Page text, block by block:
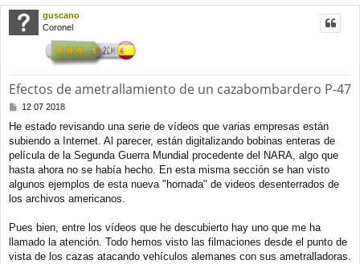
guscano
Coronel
Efectos de ametrallamiento de un cazabombardero P-47
M
n
s
a
j
12 07 2018
He estado revisando una serie de vídeos que varias empresas están
subiendo a Internet. Al parecer, están digitalizando bobinas enteras de
película de la Segunda Guerra Mundial procedente del NARA, algo que
hasta ahora no se había hecho. En esta misma sección se han visto
algunos ejemplos de esta nueva "hornada" de videos desenterrados de
los archivos americanos.
Pues bien, entre los vídeos que he descubierto hay uno que me ha
llamado la atención. Todo hemos visto las filmaciones desde el punto de
vista de los cazas atacando vehículos alemanes con sus ametralladoras.